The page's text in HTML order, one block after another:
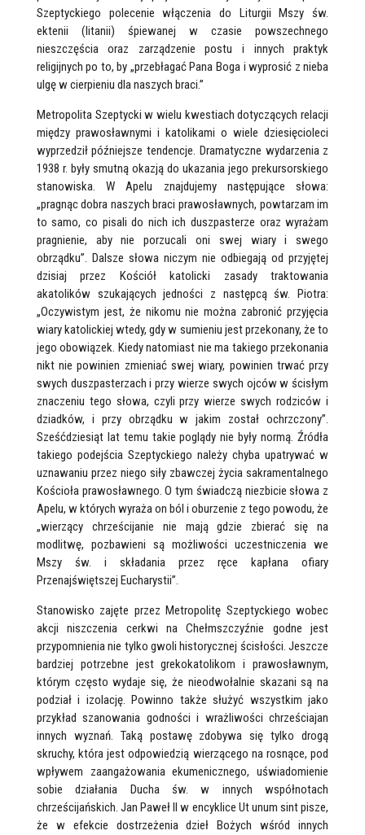
Szeptyckiego polecenie włączenia do Liturgii Mszy św.
ektenii (litanii) śpiewanej w czasie powszechnego
nieszczęścia oraz zarządzenie postu i innych praktyk
religijnych po to, by „przebłagać Pana Boga i wyprosić z nieba
ulgę w cierpieniu dla naszych braci.”
Metropolita Szeptycki w wielu kwestiach dotyczących relacji
między prawosławnymi i katolikami o wiele dziesięcioleci
wyprzedził późniejsze tendencje. Dramatyczne wydarzenia z
1938 r. były smutną okazją do ukazania jego prekursorskiego
stanowiska. W Apelu znajdujemy następujące słowa:
„pragnąc dobra naszych braci prawosławnych, powtarzam im
to samo, co pisali do nich ich duszpasterze oraz wyrażam
pragnienie, aby nie porzucali oni swej wiary i swego
obrządku”. Dalsze słowa niczym nie odbiegają od przyjętej
dzisiaj przez Kościół katolicki zasady traktowania
akatolików szukających jedności z następcą św. Piotra:
„Oczywistym jest, że nikomu nie można zabronić przyjęcia
wiary katolickiej wtedy, gdy w sumieniu jest przekonany, że to
jego obowiązek. Kiedy natomiast nie ma takiego przekonania
nikt nie powinien zmieniać swej wiary, powinien trwać przy
swych duszpasterzach i przy wierze swych ojców w ścisłym
znaczeniu tego słowa, czyli przy wierze swych rodziców i
dziadków, i przy obrządku w jakim został ochrzczony”.
Sześćdziesiąt lat temu takie poglądy nie były normą. Źródła
takiego podejścia Szeptyckiego należy chyba upatrywać w
uznawaniu przez niego siły zbawczej życia sakramentalnego
Kościoła prawosławnego. O tym świadczą niezbicie słowa z
Apelu, w których wyraża on ból i oburzenie z tego powodu, że
„wierzący chrześcijanie nie mają gdzie zbierać się na
modlitwę, pozbawieni są możliwości uczestniczenia we
Mszy św. i składania przez ręce kapłana ofiary
Przenajświętszej Eucharystii”.
Stanowisko zajęte przez Metropolitę Szeptyckiego wobec
akcji niszczenia cerkwi na Chełmszczyźnie godne jest
przypomnienia nie tylko gwoli historycznej ścisłości. Jeszcze
bardziej potrzebne jest grekokatolikom i prawosławnym,
którym często wydaje się, że nieodwołalnie skazani są na
podział i izolację. Powinno także służyć wszystkim jako
przykład szanowania godności i wrażliwości chrześciajan
innych wyznań. Taką postawę zdobywa się tylko drogą
skruchy, która jest odpowiedzią wierzącego na rosnące, pod
wpływem zaangażowania ekumenicznego, uświadomienie
sobie działania Ducha św. w innych współnotach
chrześcijańskich. Jan Paweł II w encyklice Ut unum sint pisze,
że w efekcie dostrzeżenia dzieł Bożych wśród innych